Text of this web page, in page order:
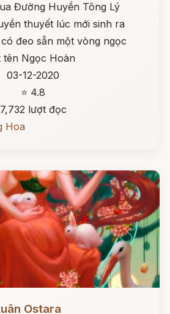
Đường Huyền Tông Lý
thuyết lúc mới sinh ra
đeo sẵn một vòng ngọc
tên Ngọc Hoàn
03-12-2020
⭐ 4.8
7,732 lượt đọc
Hoa
Ostara